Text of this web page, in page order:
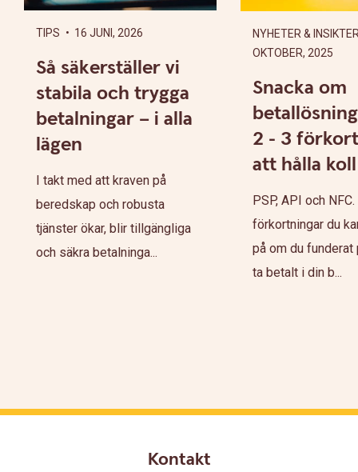
TIPS • 16 JUNI, 2026
Så säkerställer vi
stabila och trygga
betalningar – i alla
lägen
I takt med att kraven på
beredskap och robusta
tjänster ökar, blir tillgängliga
och säkra betalninga...
NYHETER &
OKTOBER, 2025
Snacka om
2 - 3
att hålla
PSP, API och NFC.
förkortningar du
på om du funderat
ta betalt i din b...
Kontakt